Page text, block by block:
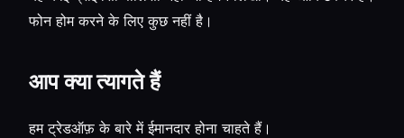
फोन होम करने के लिए कुछ नहीं है।
आप क्या त्यागते हैं
हम ट्रेडऑफ़ के बारे में ईमानदार होना चाहते हैं।